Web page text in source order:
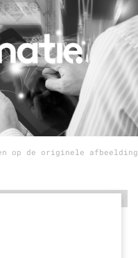
op de originele afbeelding